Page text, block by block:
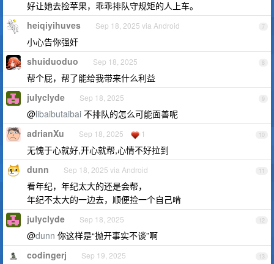
好让她去捡苹果，乖乖排队守规矩的人上车。
7
heiqiyihuves Sep 18, 2025 via Android
小心告你强奸
8
shuiduoduo Sep 18, 2025
帮个屁，帮了能给我带来什么利益
9
julyclyde Sep 18, 2025
@libaibutaibai 不排队的怎么可能面善呢
10
adrianXu Sep 18, 2025 1
无愧于心就好,开心就帮,心情不好拉到
11
dunn Sep 18, 2025 via Android
看年纪，年纪太大的还是会帮，
年纪不太大的一边去，顺便捡一个自己啃
12
julyclyde Sep 18, 2025
@dunn 你这样是“抛开事实不谈”啊
13
codingerj Sep 19, 2025